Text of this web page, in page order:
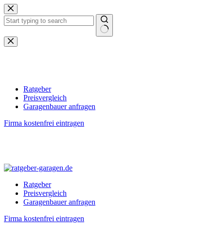
Zum
Inhalt
springen
Keine
Ergebnisse
Ratgeber
Preisvergleich
Garagenbauer anfragen
Firma kostenfrei eintragen
Ratgeber
Preisvergleich
Garagenbauer anfragen
Firma kostenfrei eintragen